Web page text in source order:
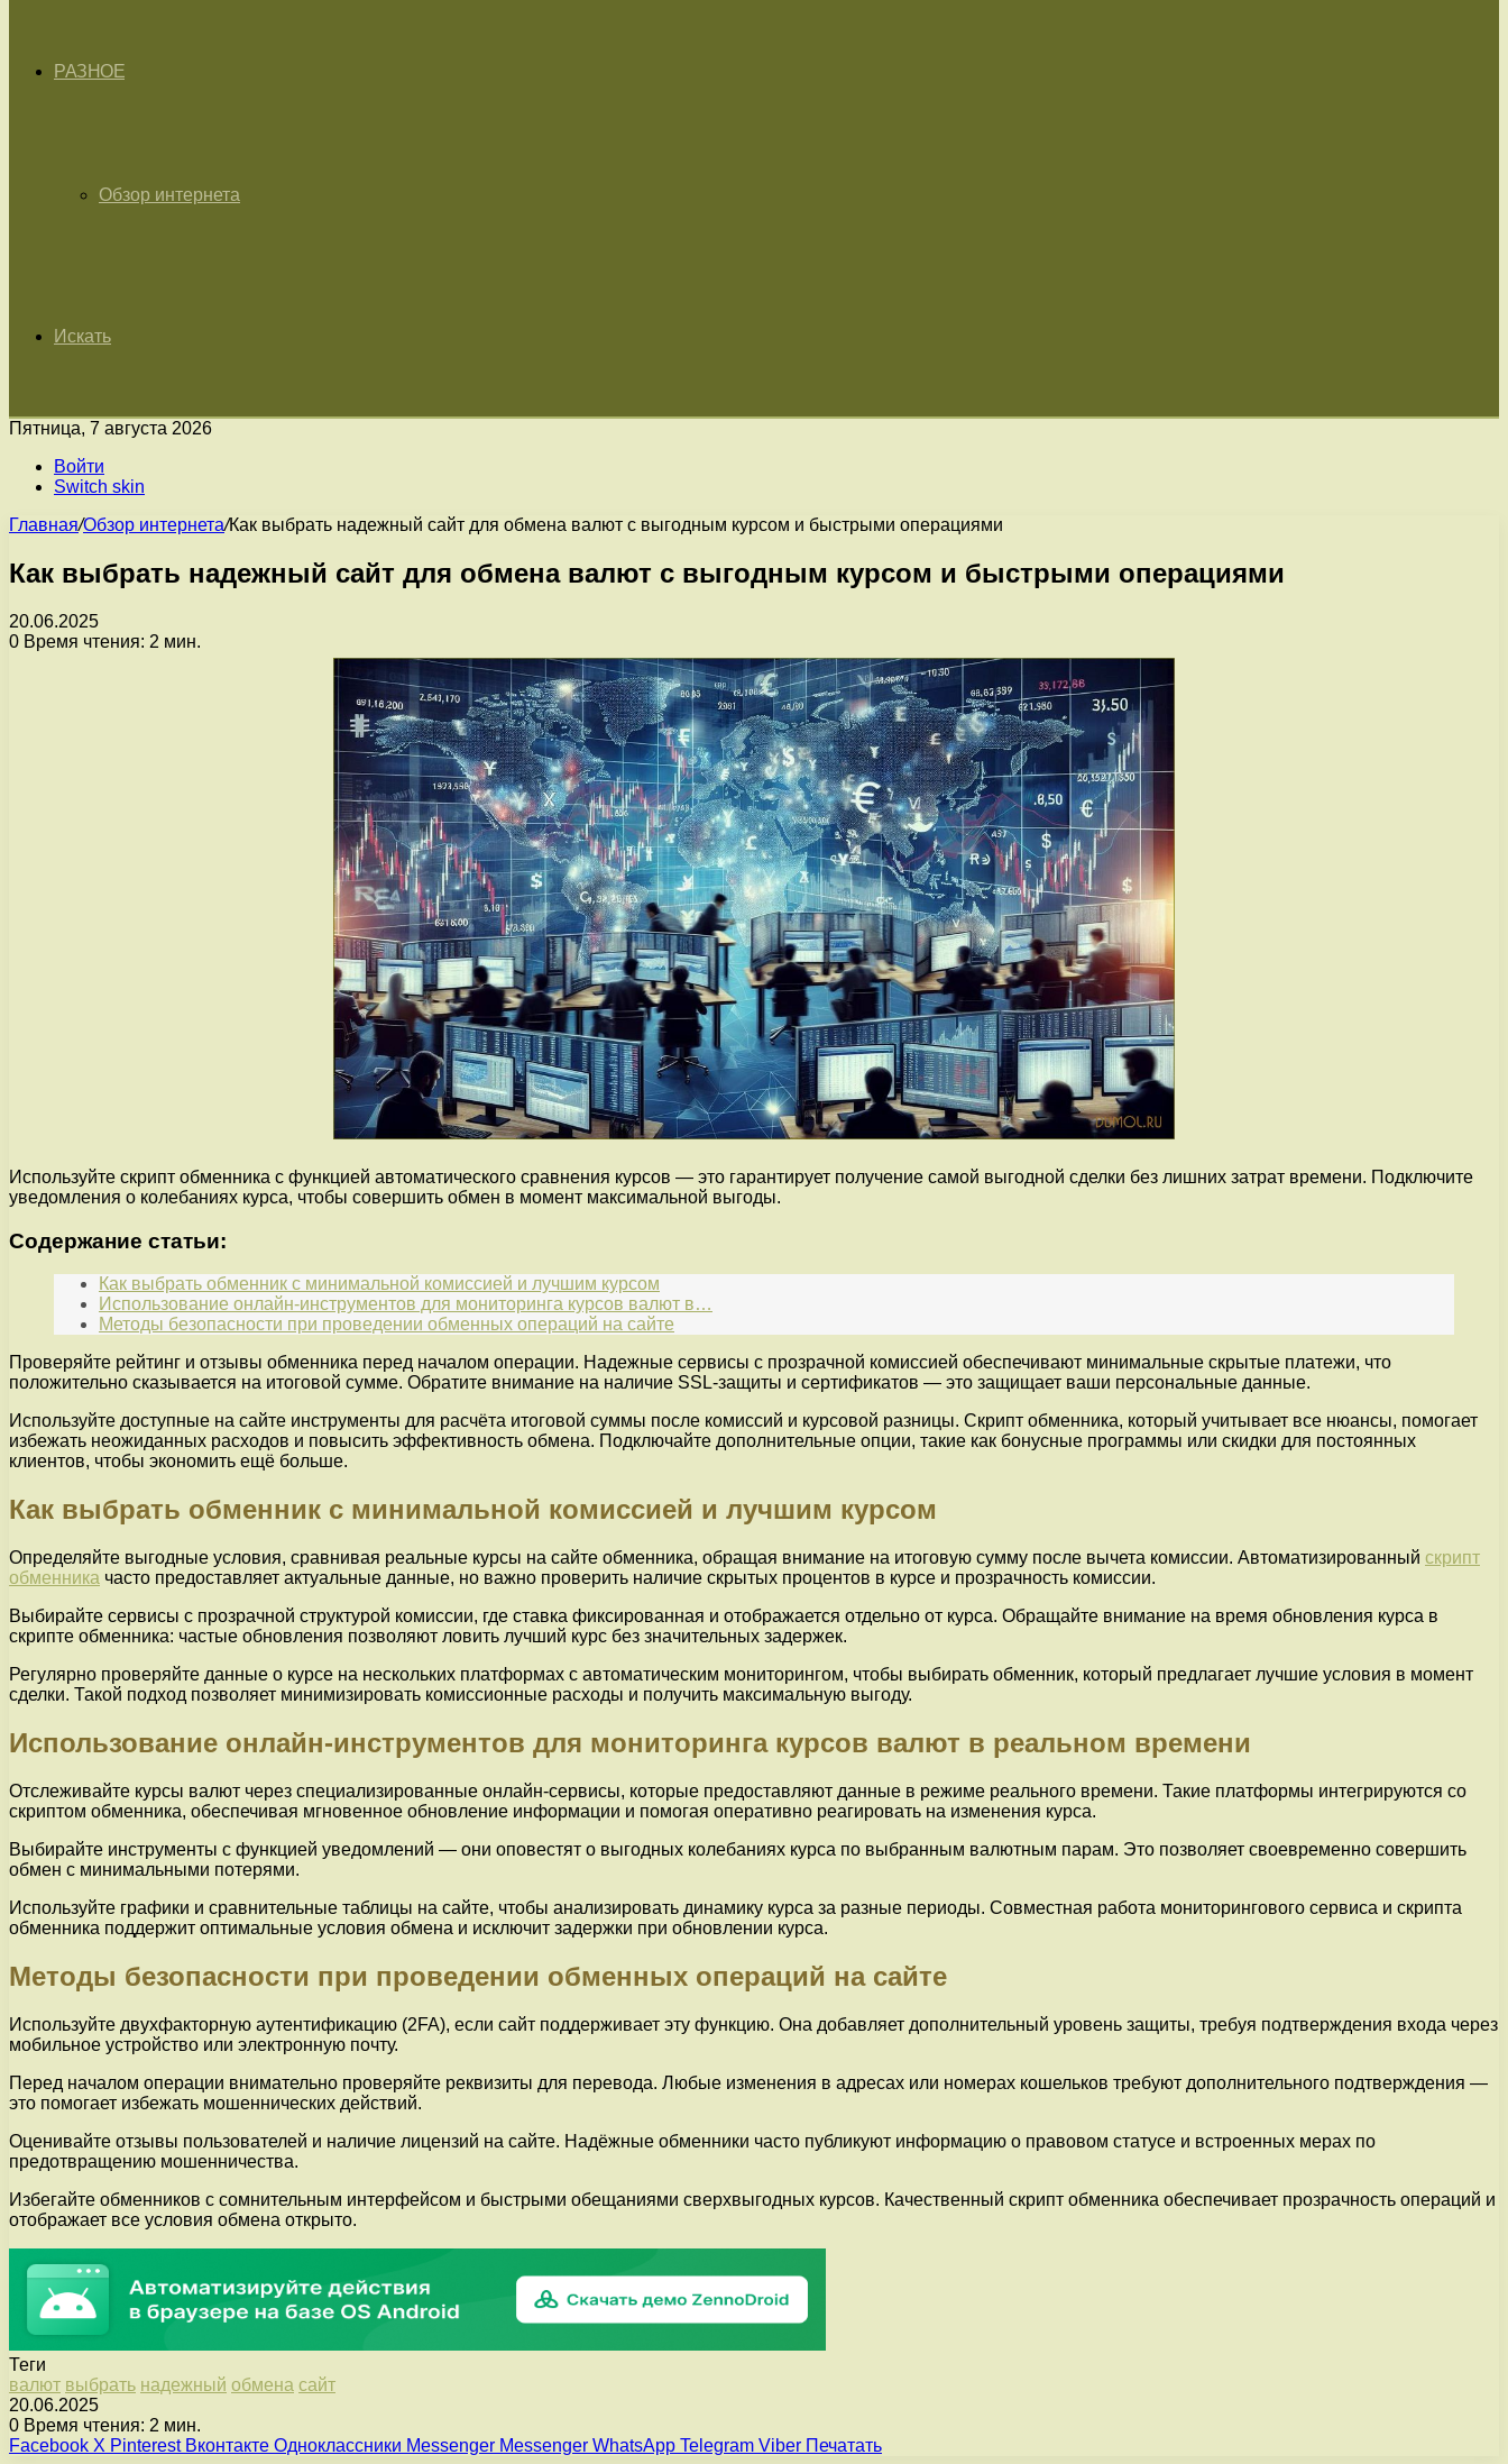
РАЗНОЕ
Обзор интернета
Искать
Пятница, 7 августа 2026
Войти
Switch skin
Главная/Обзор интернета/Как выбрать надежный сайт для обмена валют с выгодным курсом и быстрыми операциями
Как выбрать надежный сайт для обмена валют с выгодным курсом и быстрыми операциями
20.06.2025
0 Время чтения: 2 мин.
Используйте скрипт обменника с функцией автоматического сравнения курсов — это гарантирует получение самой выгодной сделки без лишних затрат времени. Подключите
уведомления о колебаниях курса, чтобы совершить обмен в момент максимальной выгоды.
Содержание статьи:
Как выбрать обменник с минимальной комиссией и лучшим курсом
Использование онлайн-инструментов для мониторинга курсов валют в…
Методы безопасности при проведении обменных операций на сайте
Проверяйте рейтинг и отзывы обменника перед началом операции. Надежные сервисы с прозрачной комиссией обеспечивают минимальные скрытые платежи, что
положительно сказывается на итоговой сумме. Обратите внимание на наличие SSL-защиты и сертификатов — это защищает ваши персональные данные.
Используйте доступные на сайте инструменты для расчёта итоговой суммы после комиссий и курсовой разницы. Скрипт обменника, который учитывает все нюансы, помогает
избежать неожиданных расходов и повысить эффективность обмена. Подключайте дополнительные опции, такие как бонусные программы или скидки для постоянных
клиентов, чтобы экономить ещё больше.
Как выбрать обменник с минимальной комиссией и лучшим курсом
Определяйте выгодные условия, сравнивая реальные курсы на сайте обменника, обращая внимание на итоговую сумму после вычета комиссии. Автоматизированный скрипт
обменника часто предоставляет актуальные данные, но важно проверить наличие скрытых процентов в курсе и прозрачность комиссии.
Выбирайте сервисы с прозрачной структурой комиссии, где ставка фиксированная и отображается отдельно от курса. Обращайте внимание на время обновления курса в
скрипте обменника: частые обновления позволяют ловить лучший курс без значительных задержек.
Регулярно проверяйте данные о курсе на нескольких платформах с автоматическим мониторингом, чтобы выбирать обменник, который предлагает лучшие условия в момент
сделки. Такой подход позволяет минимизировать комиссионные расходы и получить максимальную выгоду.
Использование онлайн-инструментов для мониторинга курсов валют в реальном времени
Отслеживайте курсы валют через специализированные онлайн-сервисы, которые предоставляют данные в режиме реального времени. Такие платформы интегрируются со
скриптом обменника, обеспечивая мгновенное обновление информации и помогая оперативно реагировать на изменения курса.
Выбирайте инструменты с функцией уведомлений — они оповестят о выгодных колебаниях курса по выбранным валютным парам. Это позволяет своевременно совершить
обмен с минимальными потерями.
Используйте графики и сравнительные таблицы на сайте, чтобы анализировать динамику курса за разные периоды. Совместная работа мониторингового сервиса и скрипта
обменника поддержит оптимальные условия обмена и исключит задержки при обновлении курса.
Методы безопасности при проведении обменных операций на сайте
Используйте двухфакторную аутентификацию (2FA), если сайт поддерживает эту функцию. Она добавляет дополнительный уровень защиты, требуя подтверждения входа через
мобильное устройство или электронную почту.
Перед началом операции внимательно проверяйте реквизиты для перевода. Любые изменения в адресах или номерах кошельков требуют дополнительного подтверждения —
это помогает избежать мошеннических действий.
Оценивайте отзывы пользователей и наличие лицензий на сайте. Надёжные обменники часто публикуют информацию о правовом статусе и встроенных мерах по
предотвращению мошенничества.
Избегайте обменников с сомнительным интерфейсом и быстрыми обещаниями сверхвыгодных курсов. Качественный скрипт обменника обеспечивает прозрачность операций и
отображает все условия обмена открыто.
Теги
валют выбрать надежный обмена сайт
20.06.2025
0 Время чтения: 2 мин.
Facebook X Pinterest Вконтакте Одноклассники Messenger Messenger WhatsApp Telegram Viber Печатать